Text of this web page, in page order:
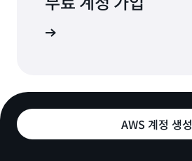
AWS 계정 생성